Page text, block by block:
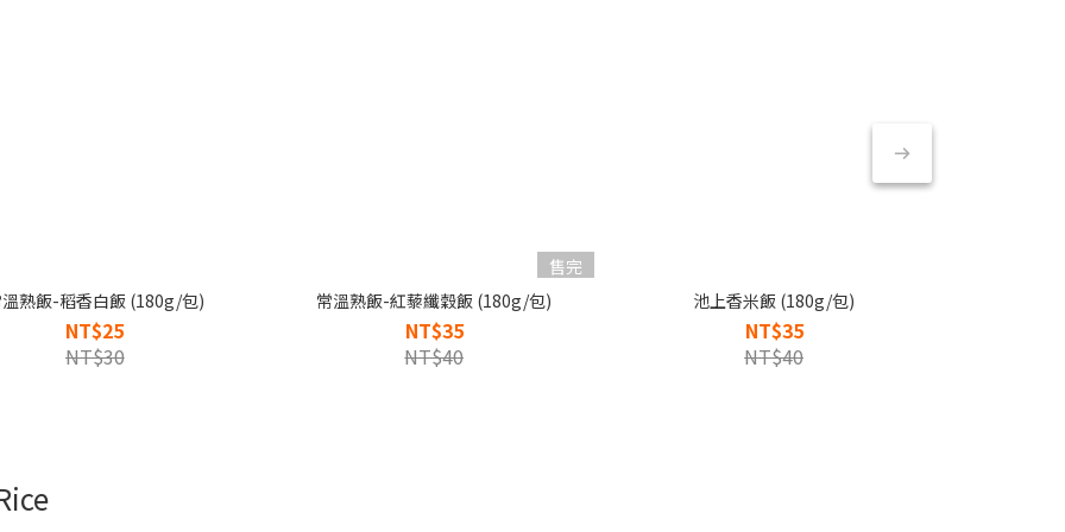
熟飯-稻香白飯 (180g/包)
NT$25
NT$30
售完
常溫熟飯-紅藜纖穀飯 (180g/包)
NT$35
NT$40
池上香米飯 (180g/包)
NT$35
NT$40